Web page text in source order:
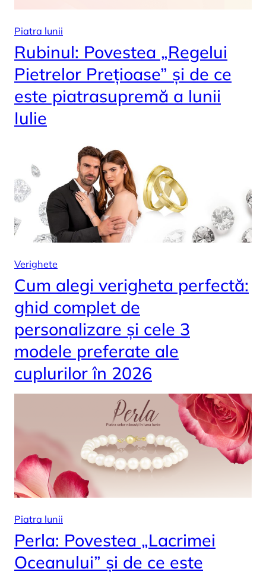
Piatra lunii
Rubinul: Povestea „Regelui
Pietrelor Prețioase” și de ce
este piatrasupremă a lunii
Iulie
Verighete
Cum alegi verigheta perfectă:
ghid complet de
personalizare și cele 3
modele preferate ale
cuplurilor în 2026
Piatra lunii
Perla: Povestea „Lacrimei
Oceanului” și de ce este